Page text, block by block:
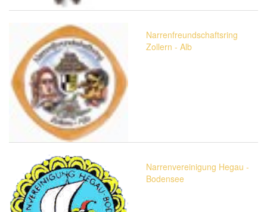
Narrenfreundschaftsring
Zollern - Alb
Narrenvereinigung Hegau -
Bodensee